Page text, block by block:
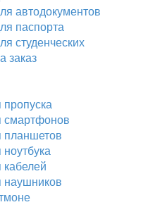
автодокументов
паспорта
студенческих
заказ
смартфонов